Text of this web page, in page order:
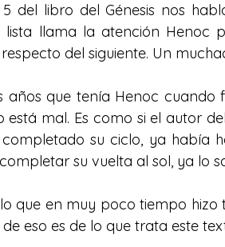
del libro del Génesis nos
lista llama la atención Henoc
del siguiente. Un
años que tenía Henoc
está mal. Es como si el autor
su ciclo, ya había
su vuelta al sol, ya lo
que en muy poco tiempo
eso es de lo que trata este